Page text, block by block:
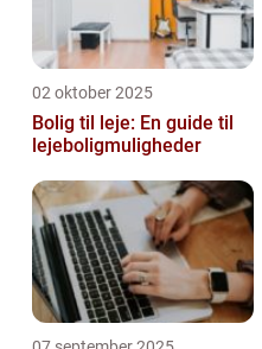
02 oktober 2025
Bolig til leje: En guide til
lejeboligmuligheder